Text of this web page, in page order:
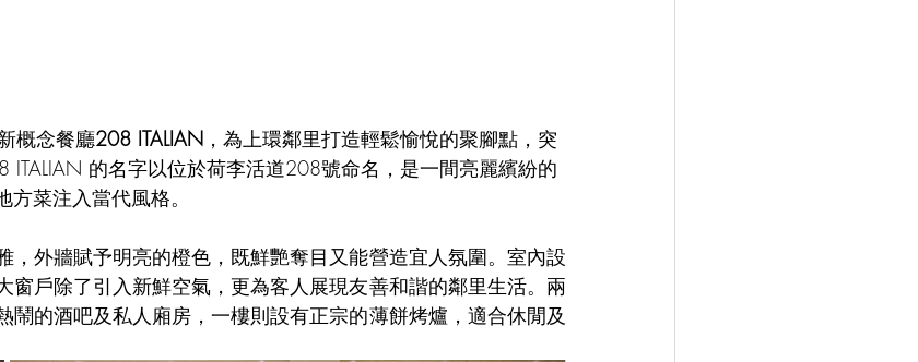
概念餐廳208 ITALIAN ，為上環鄰里打造輕鬆愉悅的聚腳點，突
的名字以位於荷李活道208號命名，是一間亮麗繽紛的
菜注入當代風格。
，外牆賦予明亮的橙色，既鮮艷奪目又能營造宜人氛圍。室內設
窗戶除了引入新鮮空氣，更為客人展現友善和諧的鄰里生活。兩
鬧的酒吧及私人廂房，一樓則設有正宗的薄餅烤爐，適合休閒及